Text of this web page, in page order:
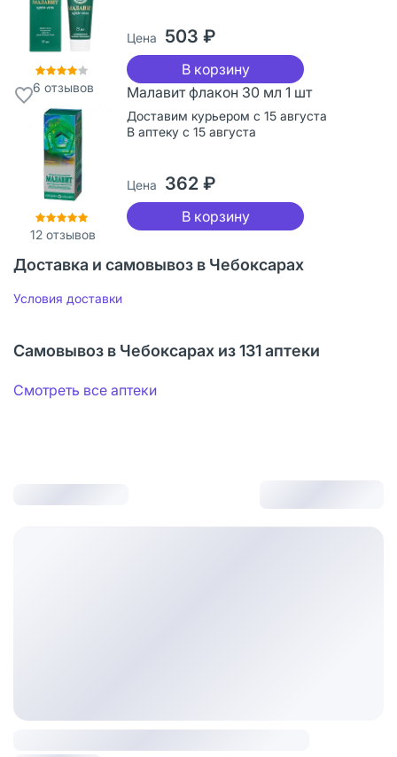
6 отзывов
Цена 503 ₽
В корзину
12 отзывов
Малавит флакон 30 мл 1 шт
Доставим курьером с 15 августа
В аптеку с 15 августа
Цена 362 ₽
В корзину
Доставка и самовывоз в Чебоксарах
Условия доставки
Самовывоз в Чебоксарах из 131 аптеки
Смотреть все аптеки